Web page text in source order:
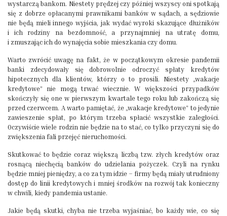
wystarczą bankom. Niestety prędzej czy później wszyscy oni spotkają
się z dobrze opłacanymi prawnikami banków w sądach, a sędziowie
nie będą mieli innego wyjścia, jak wydać wyroki skazujące dłużników
i ich rodziny na bezdomność, a przynajmniej na utratę domu,
i zmuszając ich do wynajęcia sobie mieszkania czy domu.
Warto zwrócić uwagę na fakt, że w początkowym okresie pandemii
banki zdecydowały się dobrowolnie odroczyć spłaty kredytów
hipotecznych dla klientów, którzy o to prosili. Niestety „wakacje
kredytowe” nie mogą trwać wiecznie. W większości przypadków
skończyły się one w pierwszym kwartale tego roku lub zakończą się
przed czerwcem. A warto pamiętać, że „wakacje kredytowe” to jedynie
zawieszenie spłat, po którym trzeba spłacić wszystkie zaległości.
Oczywiście wiele rodzin nie będzie na to stać, co tylko przyczyni się do
zwiększenia fali przejęć nieruchomości.
Skutkować to będzie coraz większą liczbą tzw. złych kredytów oraz
rosnącą niechęcią banków do udzielania pożyczek. Czyli na rynku
będzie mniej pieniędzy, a co za tym idzie – firmy będą miały utrudniony
dostęp do linii kredytowych i mniej środków na rozwój tak konieczny
w chwili, kiedy pandemia ustanie.
Jakie będą skutki, chyba nie trzeba wyjaśniać, bo każdy wie, co się